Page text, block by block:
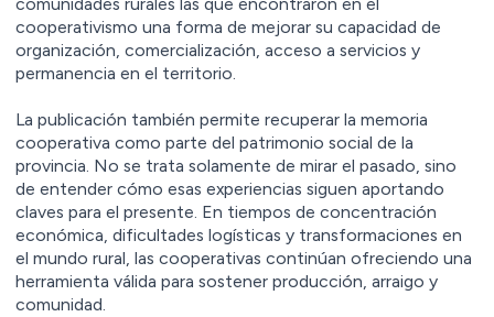
cooperativismo una forma de mejorar su capacidad de
organización, comercialización, acceso a servicios y
permanencia en el territorio.
La publicación también permite recuperar la memoria
cooperativa como parte del patrimonio social de la
provincia. No se trata solamente de mirar el pasado, sino
de entender cómo esas experiencias siguen aportando
claves para el presente. En tiempos de concentración
económica, dificultades logísticas y transformaciones en
el mundo rural, las cooperativas continúan ofreciendo una
herramienta válida para sostener producción, arraigo y
comunidad.